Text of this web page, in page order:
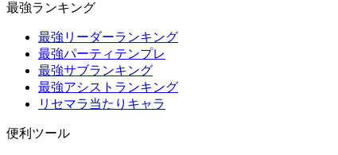
最強ランキング
最強リーダーランキング
最強パーティテンプレ
最強サブランキング
最強アシストランキング
リセマラ当たりキャラ
便利ツール